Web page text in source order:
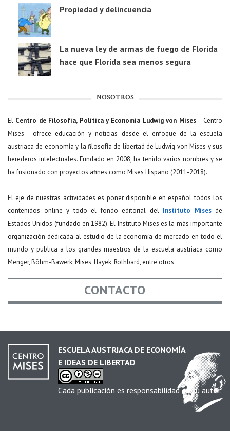
Propiedad y delincuencia
La nueva ley de armas de fuego de Florida
hace que Florida sea menos segura
NOSOTROS
El Centro de Filosofía, Política y Economía Ludwig von Mises—Centro
Mises— ofrece educación y noticias desde el enfoque de la escuela
austriaca de economía y la filosofía de libertad de Ludwig von Mises y sus
herederos intelectuales. Fundado en 2008, ha tenido varios nombres y se
ha fusionado con proyectos afines como Mises Hispano (2011-2018).
El eje de nuestras actividades es poner disponible en español todos los
contenidos online y todo el fondo editorial del Instituto Misesde
Estados Unidos (fundado en 1982). El Instituto Mises es la más importante
organización dedicada al estudio de la economía de mercado en todo el
mundo y publica a los grandes maestros de la escuela austriaca como
Menger, Böhm-Bawerk, Mises, Hayek, Rothbard, entre otros.
CONTACTO
Email *
ESCUELA AUSTRIACA DE ECONOMÍA
E IDEAS DE LIBERTAD
Cada publicación es responsabilidad de su autor.